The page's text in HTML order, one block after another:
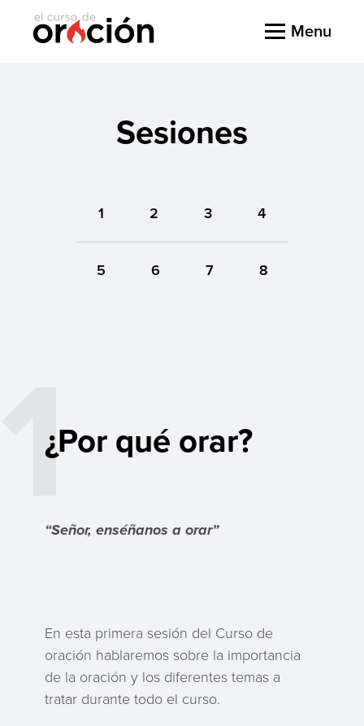
Menu
Sesiones
1 2 3 4
5 6 7 8
1
¿Por qué orar?
“Señor, enséñanos a orar”
En esta primera sesión del Curso de
oración hablaremos sobre la importancia
de la oración y los diferentes temas a
tratar durante todo el curso.